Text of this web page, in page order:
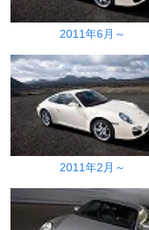
2011年6月～
2011年2月～